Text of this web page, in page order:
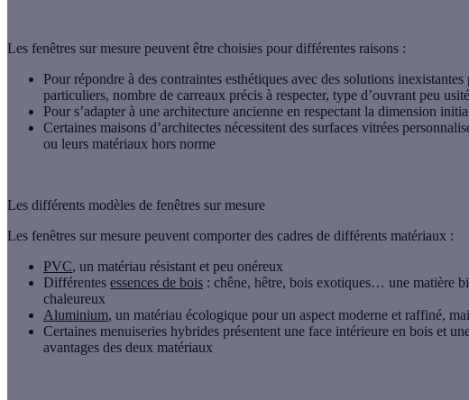
Les fenêtres sur mesure peuvent être choisies pour différentes raisons :
Pour répondre à des contraintes esthétiques avec des solutions inexistantes
particuliers, nombre de carreaux précis à respecter, type d’ouvrant peu
Pour s’adapter à une architecture ancienne en respectant la dimension
Certaines maisons d’architectes nécessitent des surfaces vitrées
ou leurs matériaux hors norme
Les différents modèles de fenêtres sur mesure
Les fenêtres sur mesure peuvent comporter des cadres de différents matériaux :
PVC, un matériau résistant et peu onéreux
Différentes essences de bois : chêne, hêtre, bois exotiques… une matière
chaleureux
Aluminium, un matériau écologique pour un aspect moderne et raffiné,
Certaines menuiseries hybrides présentent une face intérieure en bois et
avantages des deux matériaux